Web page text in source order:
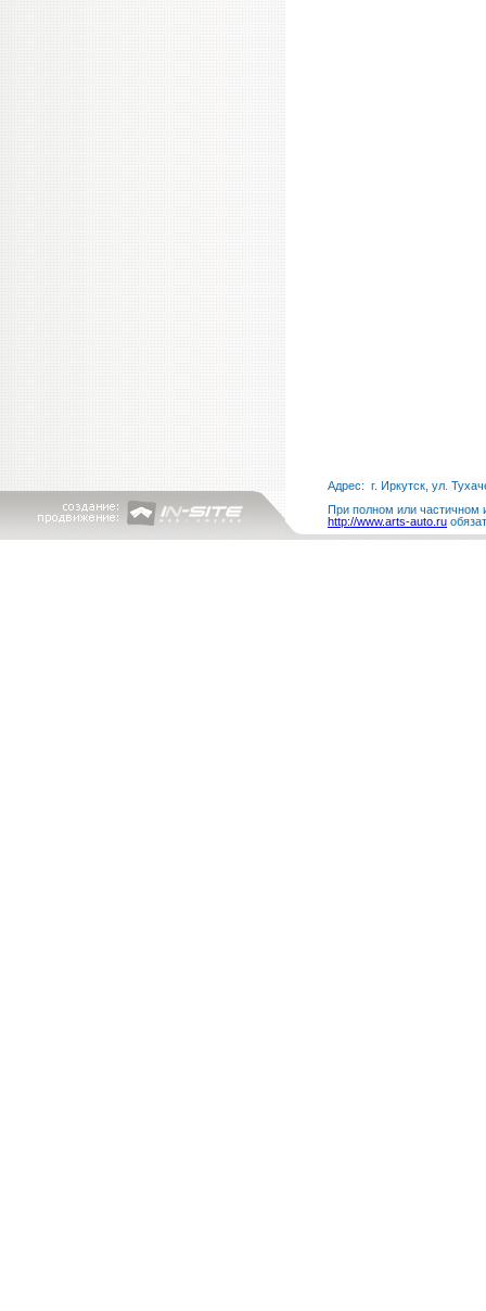
Адрес: г. Иркутск, ул.
При полном или частичном
http://www.arts-auto.ru